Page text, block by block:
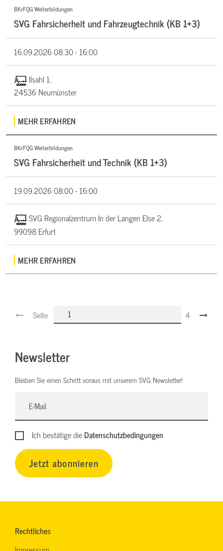
BKrFQG Weiterbildungen
SVG Fahrsicherheit und Fahrzeugtechnik (KB 1+3)
16.09.202608:30 - 16:00
Ilsahl 1,
24536 Neumünster
MEHR ERFAHREN
BKrFQG Weiterbildungen
SVG Fahrsicherheit und Technik (KB 1+3)
19.09.202608:00 - 16:00
SVG Regionalzentrum In der Langen Else 2,
99098 Erfurt
MEHR ERFAHREN
Seite 4
Newsletter
Bleiben Sie einen Schritt voraus mit unserem SVG Newsletter!
Ich bestätige dieDatenschutzbedingungen
Jetzt abonnieren
Rechtliches